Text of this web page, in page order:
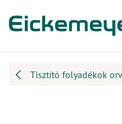
Tisztító folyadékok